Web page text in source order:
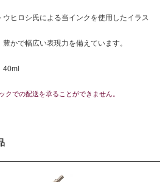
ヒロシ氏による当インクを使用したイラス
かで幅広い表現力を備えています。
40ml
クでの配送を承ることができません。